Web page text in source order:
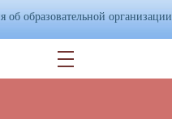
об образовательной организации